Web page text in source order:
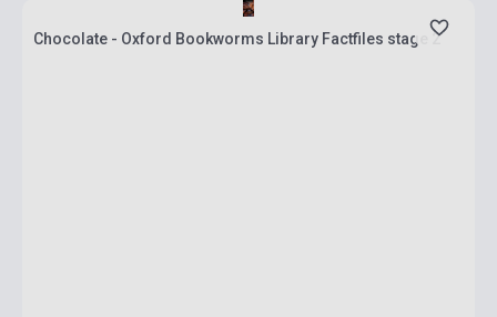
Chocolate - Oxford Bookworms Library Factfiles stage 2